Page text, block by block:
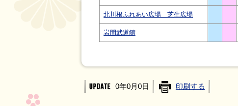
北川根ふれあい広場 芝生広場
岩間武道館
0年0月0日 印刷する